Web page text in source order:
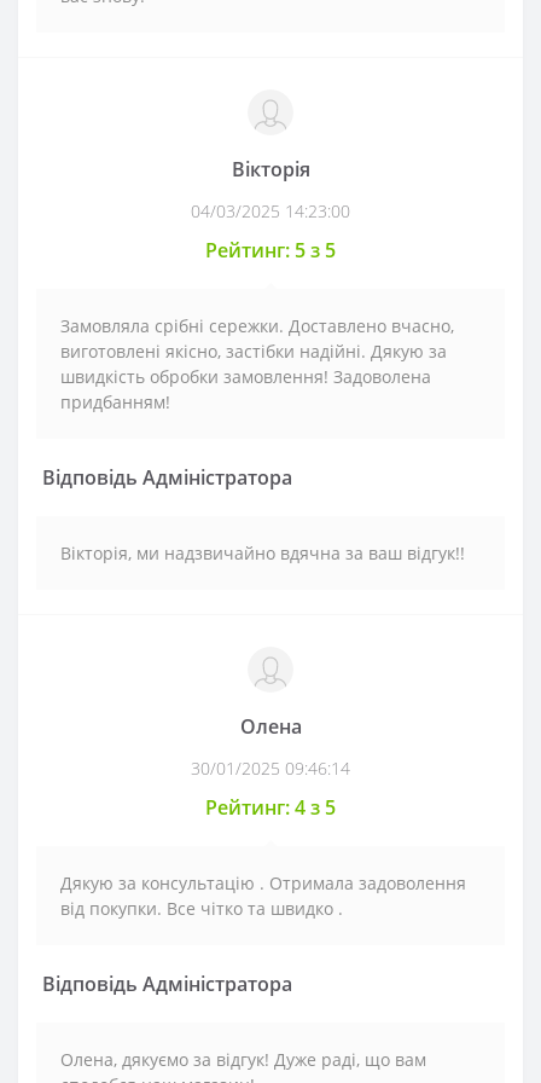
Вікторія
04/03/2025 14:23:00
Рейтинг: 5 з 5
Замовляла срібні сережки. Доставлено вчасно,
виготовлені якісно, застібки надійні. Дякую за
швидкість обробки замовлення! Задоволена
придбанням!
Відповідь Адміністратора
Вікторія, ми надзвичайно вдячна за ваш відгук!!
Олена
30/01/2025 09:46:14
Рейтинг: 4 з 5
Дякую за консультацію . Отримала задоволення
від покупки. Все чітко та швидко .
Відповідь Адміністратора
Олена, дякуємо за відгук! Дуже раді, що вам